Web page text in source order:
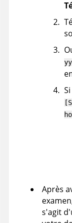
yy
Après
s'agit